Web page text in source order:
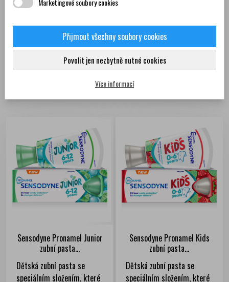
Seznam produktů podle značky
SENSODYNE
Seřadit podle:
Zobrazení 1-12 z 24 položek
Sensodyne Pronamel Junior
zubní pasta...
Dětská zubní pasta se
speciálním složením, které
Sensodyne Pronamel Kids
zubní pasta...
Dětská zubní pasta se
speciálním složením, které
Marketingové soubory cookies
Přijmout všechny soubory cookies
Povolit jen nezbytně nutné cookies
Více informací